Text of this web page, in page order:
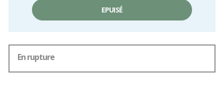
EPUISÉ
En rupture